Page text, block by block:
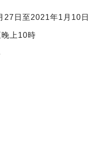
27日至2021年1月10日
上10時